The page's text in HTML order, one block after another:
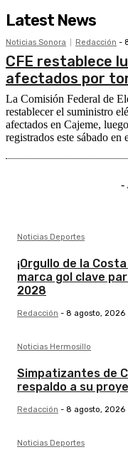
Latest News
Noticias Sonora Redacción -
CFE restablece
afectados por
La Comisión Federal de
restablecer el suministro
afectados en Cajeme,
registrados este sábado en
-
Noticias Deportes
¡Orgullo de la
marca gol clave
2028
Redacción - 8 agosto, 2026
Noticias Hermosillo
Simpatizantes de
respaldo a su
Redacción - 8 agosto, 2026
Noticias Deportes